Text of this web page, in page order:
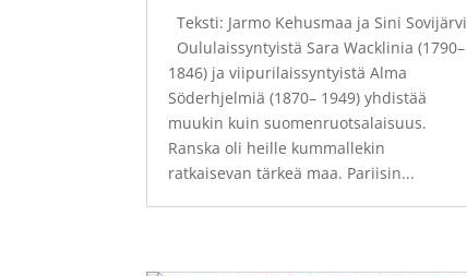
Teksti: Jarmo Kehusmaa ja Sini Sovijärvi
Oululaissyntyistä Sara Wacklinia (1790–
1846) ja viipurilaissyntyistä Alma
Söderhjelmiä (1870– 1949) yhdistää
muukin kuin suomenruotsalaisuus.
Ranska oli heille kummallekin
ratkaisevan tärkeä maa. Pariisin...